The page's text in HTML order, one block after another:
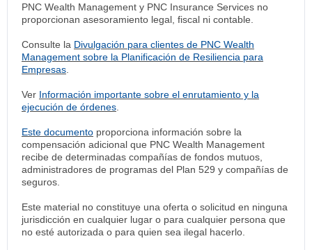
PNC Wealth Management y PNC Insurance Services no
proporcionan asesoramiento legal, fiscal ni contable.
Consulte la Divulgación para clientes de PNC Wealth
Management sobre la Planificación de Resiliencia para
Empresas
Ver Información importante sobre el enrutamiento y la
ejecución de órdenes
Este documento proporciona información sobre la
compensación adicional que PNC Wealth Management
recibe de determinadas compañías de fondos mutuos,
administradores de programas del Plan 529 y compañías de
seguros.
Este material no constituye una oferta o solicitud en ninguna
jurisdicción en cualquier lugar o para cualquier persona que
no esté autorizada o para quien sea ilegal hacerlo.